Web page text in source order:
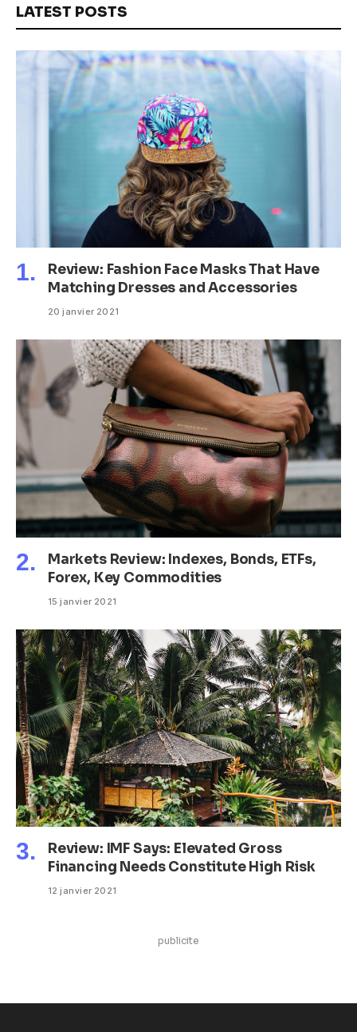
LATEST POSTS
Review: Fashion Face Masks That Have
Matching Dresses and Accessories
20 janvier 2021
Markets Review: Indexes, Bonds, ETFs,
Forex, Key Commodities
15 janvier 2021
Review: IMF Says: Elevated Gross
Financing Needs Constitute High Risk
12 janvier 2021
publicite